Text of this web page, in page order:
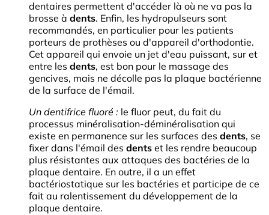
dentaires permettent d'accéder là où ne va pas la
brosse à dents. Enfin, les hydropulseurs sont
recommandés, en particulier pour les patients
porteurs de prothèses ou d'appareil d'orthodontie.
Cet appareil qui envoie un jet d'eau puissant, sur et
entre les dents, est bon pour le massage des
gencives, mais ne décolle pas la plaque bactérienne
de la surface de l'émail.
Un dentifrice fluoré : le fluor peut, du fait du
processus minéralisation-déminéralisation qui
existe en permanence sur les surfaces des dents, se
fixer dans l'émail des dents et les rendre beaucoup
plus résistantes aux attaques des bactéries de la
plaque dentaire. En outre, il a un effet
bactériostatique sur les bactéries et participe de ce
fait au ralentissement du développement de la
plaque dentaire.